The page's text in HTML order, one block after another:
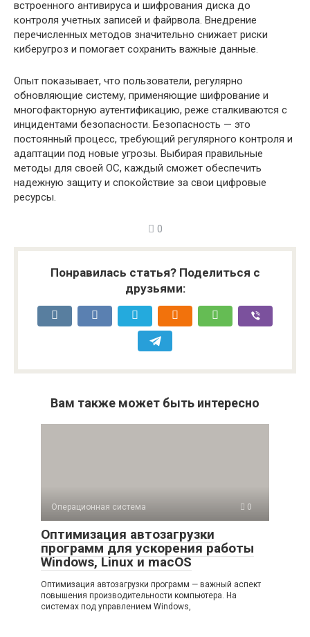
встроенного антивируса и шифрования диска до
контроля учетных записей и файрвола. Внедрение
перечисленных методов значительно снижает риски
киберугроз и помогает сохранить важные данные.
Опыт показывает, что пользователи, регулярно
обновляющие систему, применяющие шифрование и
многофакторную аутентификацию, реже сталкиваются с
инцидентами безопасности. Безопасность — это
постоянный процесс, требующий регулярного контроля и
адаптации под новые угрозы. Выбирая правильные
методы для своей ОС, каждый сможет обеспечить
надежную защиту и спокойствие за свои цифровые
ресурсы.
0
Понравилась статья? Поделиться с
друзьями:
Вам также может быть интересно
Операционная система 0
Оптимизация автозагрузки
программ для ускорения работы
Windows, Linux и macOS
Оптимизация автозагрузки программ — важный аспект
повышения производительности компьютера. На
системах под управлением Windows,